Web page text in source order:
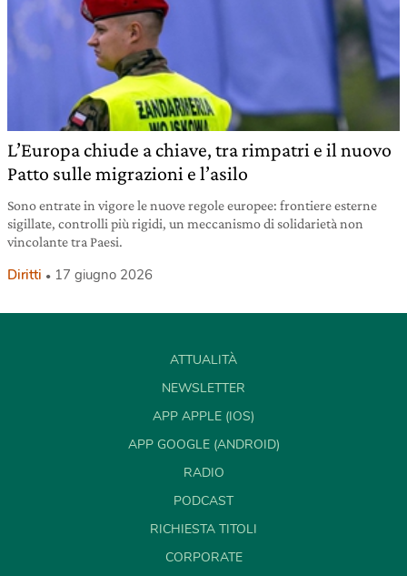
L’Europa chiude a chiave, tra rimpatri e il nuovo
Patto sulle migrazioni e l’asilo
Sono entrate in vigore le nuove regole europee: frontiere esterne
sigillate, controlli più rigidi, un meccanismo di solidarietà non
vincolante tra Paesi.
Diritti 17 giugno 2026
ATTUALITÀ
NEWSLETTER
APP APPLE (IOS)
APP GOOGLE (ANDROID)
RADIO
PODCAST
RICHIESTA TITOLI
CORPORATE